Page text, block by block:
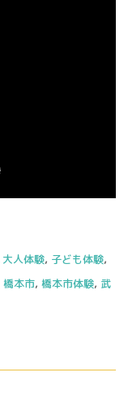
大人体験, 子ども体験,
橋本市, 橋本市体験, 武